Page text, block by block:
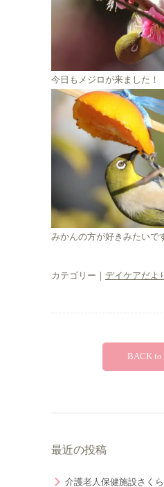
今日もメジロが来ました！
みかんの方が好きみたいで
カテゴリー｜ デイケアだよ
BACK to
最近の投稿
介護老人保健施設さく